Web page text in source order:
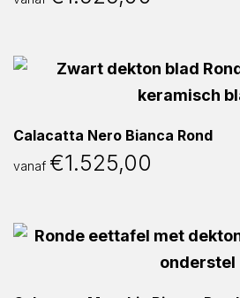
Calacatta Nero Bianca Rond
vanaf €1.525,00